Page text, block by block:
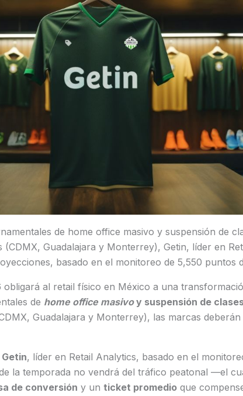
de home office masivo y suspensión de
(CDMX, Guadalajara y Monterrey), Getin, líder en
basado en el monitoreo de 5,550 puntos
obligará al retail físico en México a una
de home office masivoy suspensión de
Guadalajara y Monterrey), las marcas
Getin, líder en Retail Analytics, basado en el
la temporada no vendrá del tráfico peatonal —el
de conversión y un ticket promedioque